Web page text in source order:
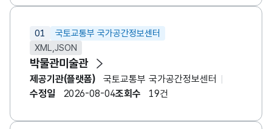
01
국토교통부 국가공간정보센터
XML,JSON
박물관미술관
제공기관(플랫폼)
국토교통부 국가공간정보센터
수정일
2026-08-04조회수 19건